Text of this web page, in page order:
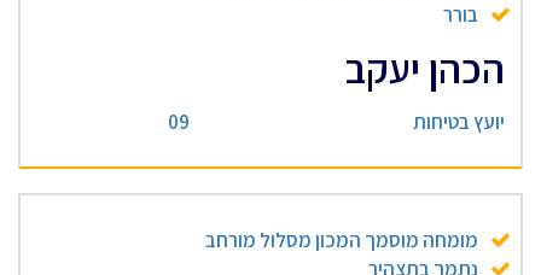
בורר
הכהן יעקב
יועץ בטיחות 09
מומחה מוסמך המכון מסלול מורחב
נתמך בתצהיר